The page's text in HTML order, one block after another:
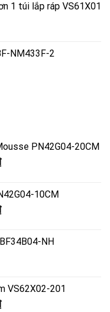
là:1 túi lắp ráp VS61X01
NM433F-2
PN42G04-20CM
Giá
là:
4.050.000 ₫.
10CM
Giá
là:
NH
₫.
VS62X02-201
Giá